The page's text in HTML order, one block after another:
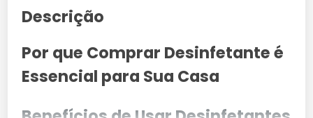
Descrição
Por que Comprar Desinfetante é
Essencial para Sua Casa